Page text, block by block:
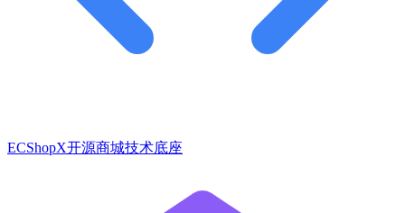
ECShopX开源商城技术底座